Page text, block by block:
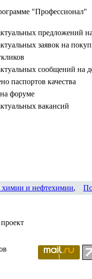
"Профессионал"
предложений
заявок на
сообщений на
паспортов качества
форуме
вакансий
и нефтехимии,